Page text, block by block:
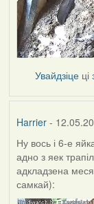
Увайдзіце ці
Harrier-
Ну вось і 6-е
адно з яек
адкладзена
самкай):